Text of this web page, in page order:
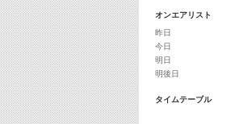
オンエアリスト
昨日
今日
明日
明後日
タイムテーブル